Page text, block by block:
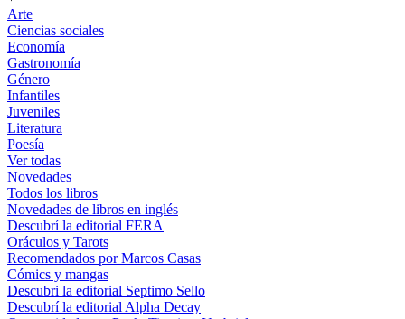
Arte
Ciencias sociales
Economía
Gastronomía
Género
Infantiles
Juveniles
Literatura
Poesía
Ver todas
Novedades
Todos los libros
Novedades de libros en inglés
Descubrí la editorial FERA
Oráculos y Tarots
Recomendados por Marcos Casas
Cómics y mangas
Descubri la editorial Septimo Sello
Descubrí la editorial Alpha Decay